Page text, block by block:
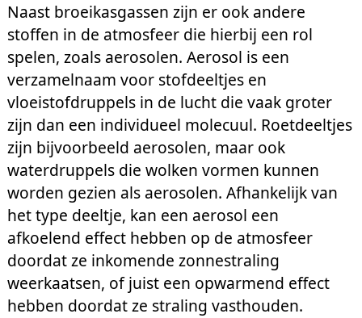
Naast broeikasgassen zijn er ook andere
stoffen in de atmosfeer die hierbij een rol
spelen, zoals aerosolen. Aerosol is een
verzamelnaam voor stofdeeltjes en
vloeistofdruppels in de lucht die vaak groter
zijn dan een individueel molecuul. Roetdeeltjes
zijn bijvoorbeeld aerosolen, maar ook
waterdruppels die wolken vormen kunnen
worden gezien als aerosolen. Afhankelijk van
het type deeltje, kan een aerosol een
afkoelend effect hebben op de atmosfeer
doordat ze inkomende zonnestraling
weerkaatsen, of juist een opwarmend effect
hebben doordat ze straling vasthouden.